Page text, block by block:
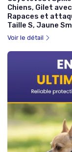
Chiens, Gilet
Rapaces et
Taille S, Jaune
Voir le détail